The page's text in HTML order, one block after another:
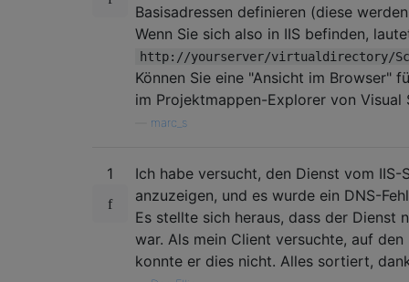
Basisadressen definieren (diese
Wenn Sie sich also in IIS befinden,
http://yourserver/virtualdirectory/
Können Sie eine "Ansicht im Browser"
im Projektmappen-Explorer von Visual
marc_s
1
Ich habe versucht, den Dienst vom IIS-
anzuzeigen, und es wurde ein DNS-
Es stellte sich heraus, dass der Dienst
war. Als mein Client versuchte, auf
konnte er dies nicht. Alles sortiert,